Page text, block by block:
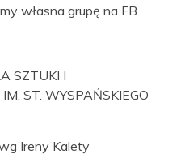
własna grupę na FB
SZTUKI I
ST. WYSPAŃSKIEGO
Ireny Kalety